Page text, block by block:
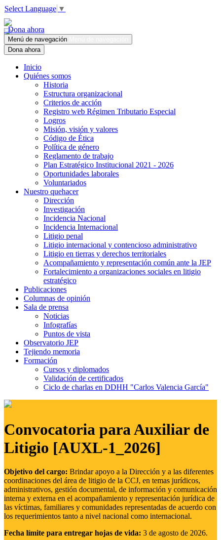
Select Language ▼
Dona ahora
Menú de navegación
Dona ahora
Inicio
Quiénes somos
Historia
Estructura organizacional
Criterios de acción
Registro web Régimen Tributario Especial
Logros
Misión, visión y valores
Código de Ética
Política de género
Reglamento de trabajo
Plan Estratégico Institucional 2021 - 2026
Oportunidades laborales
Voluntariados
Nuestro quehacer
Dirección
Investigación
Incidencia Nacional
Incidencia Internacional
Litigio penal
Litigio internacional y contencioso administrativo
Litigio en tierras y derechos territoriales
Acompañamiento y representación común ante la JEP
Fortalecimiento a organizaciones sociales en litigio
estratégico
Publicaciones
Columnas de opinión
Sala de prensa
Noticias
Infografías
Puntos de vista
Observatorio JEP
Tejiendo memoria
Formación
Cursos y diplomados
Validación de certificados
Ciclo de charlas en DDHH "Carlos Valencia García"
Convocatoria para Auxiliar de
Litigio [AUXL-1_2026]
Objetivo del cargo: Brindar apoyo a la Dirección y a las diferentes
coordinaciones del área de litigio de la CCJ, en temas jurídicos,
administrativos, gestión documental, de información y comunicación
interna y externa en el acompañamiento y representación jurídica de
las víctimas, familiares y comunidades representadas de acuerdo con
los requerimientos tanto a nivel nacional como internacional.
Fecha límite para entregar hojas de vida: 3 de agosto de 2026.